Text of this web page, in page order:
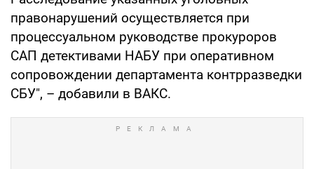
правонарушений осуществляется при
процессуальном руководстве прокуроров
САП детективами НАБУ при оперативном
сопровождении департамента контрразведки
СБУ", – добавили в ВАКС.